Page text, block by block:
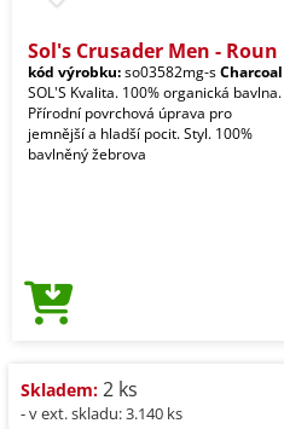
Sol's Crusader Men - Roun
kód výrobku:so03582mg-sCharcoal
SOL'S Kvalita. 100% organická bavlna.
Přírodní povrchová úprava pro
jemnější a hladší pocit. Styl. 100%
bavlněný žebrova
Skladem: 2 ks
- v ext. skladu: 3.140 ks